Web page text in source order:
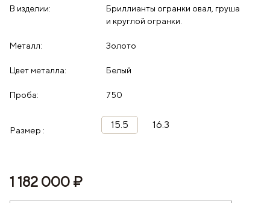
В изделии:
Бриллианты огранки овал, груша
и круглой огранки.
Металл: Золото
Цвет металла: Белый
Проба: 750
Размер : 15.5 16.3
1 182 000 ₽